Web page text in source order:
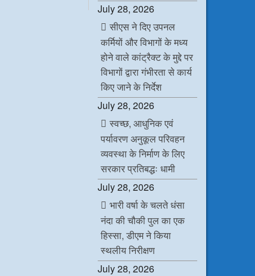
July 28, 2026
सीएस ने दिए उपनल
कर्मियों और विभागों के मध्य
होने वाले कांट्रैक्ट के मुद्दे पर
विभागों द्वारा गंभीरता से कार्य
किए जाने के निर्देश
July 28, 2026
स्वच्छ, आधुनिक एवं
पर्यावरण अनुकूल परिवहन
व्यवस्था के निर्माण के लिए
सरकार प्रतिबद्धः धामी
July 28, 2026
भारी वर्षा के चलते धंसा
नंदा की चौकी पुल का एक
हिस्सा, डीएम ने किया
स्थलीय निरीक्षण
July 28, 2026